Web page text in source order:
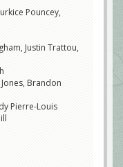
Pouncey,
Justin Trattou,
Brandon
Pierre-Louis